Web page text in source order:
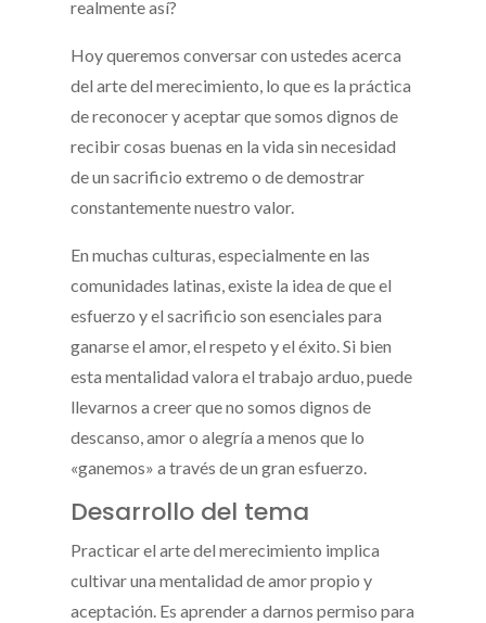
realmente así?
Hoy queremos conversar con ustedes acerca
del arte del merecimiento, lo que es la práctica
de reconocer y aceptar que somos dignos de
recibir cosas buenas en la vida sin necesidad
de un sacrificio extremo o de demostrar
constantemente nuestro valor.
En muchas culturas, especialmente en las
comunidades latinas, existe la idea de que el
esfuerzo y el sacrificio son esenciales para
ganarse el amor, el respeto y el éxito. Si bien
esta mentalidad valora el trabajo arduo, puede
llevarnos a creer que no somos dignos de
descanso, amor o alegría a menos que lo
«ganemos» a través de un gran esfuerzo.
Desarrollo del tema
Practicar el arte del merecimiento implica
cultivar una mentalidad de amor propio y
aceptación. Es aprender a darnos permiso para